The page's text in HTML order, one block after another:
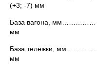
(+3; -7) мм
База вагона,
мм
База тележки,
мм